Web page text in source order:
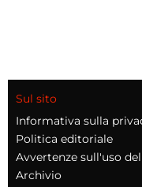
Sul sito
Informativa sulla
Politica editoriale
Avvertenze sull'uso
Archivio